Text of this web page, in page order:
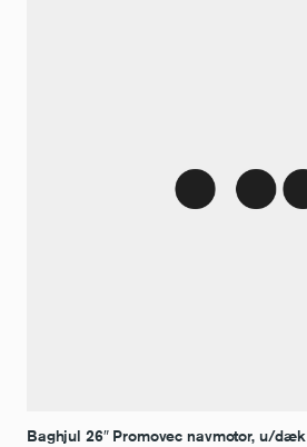
Baghjul 26″ Promovec navmotor, u/dæk